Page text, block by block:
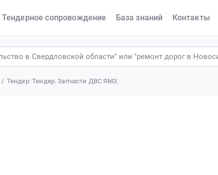
Тендерное сопровождение База знаний Контакты
Тендер: Тендер. Запчасти ДВС ЯМЗ.